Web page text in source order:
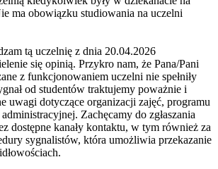
ma obowiązku studiowania na uczelni
tą uczelnię z dnia 20.04.2026
się opinią. Przykro nam, że Pana/Pani
z funkcjonowaniem uczelni nie spełniły
od studentów traktujemy poważnie i
uwagi dotyczące organizacji zajęć, programu
Zachęcamy do zgłaszania
dostępne kanały kontaktu, w tym również za
sygnalistów, która umożliwia przekazanie